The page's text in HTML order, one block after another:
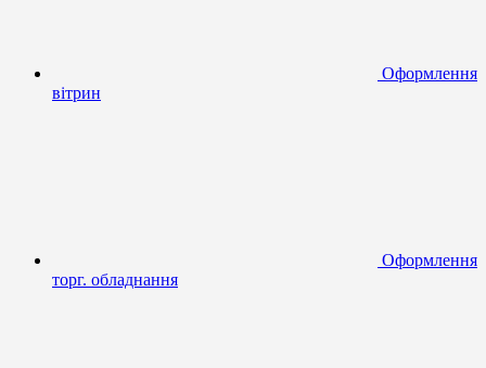
Оформлення
вітрин
Оформлення
торг. обладнання